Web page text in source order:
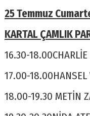
25 Temmuz
KARTAL ÇAMLIK
16.30-
17.00-18.00HANSEL
18.00-19.30 METİN